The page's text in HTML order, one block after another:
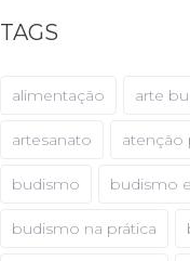
TAGS
alimentação arte
artesanato atenção
budismo budismo
budismo na prática